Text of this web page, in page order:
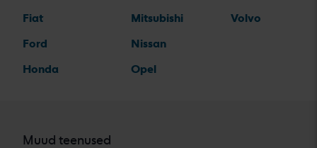
Fiat
Ford
Honda
Mitsubishi
Nissan
Opel
Volvo
Muud teenused